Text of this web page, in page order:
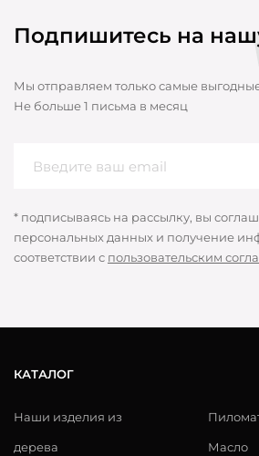
Подпишитесь на
Мы отправляем только самые
Не больше 1 письма в месяц
* подписываясь на рассылку, вы
персональных данных и получение
соответствии с пользовательским
КАТАЛОГ
Наши изделия из
дерева Масло